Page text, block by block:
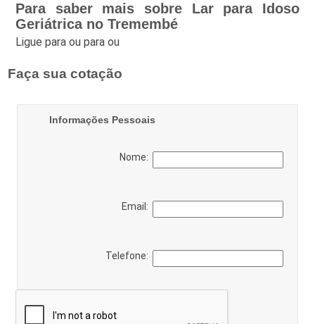
Para saber mais sobre Lar para Idoso
Geriátrica no Tremembé
Ligue paraou paraou
Faça sua cotação
Informações Pessoais
Nome:
Email:
Telefone: